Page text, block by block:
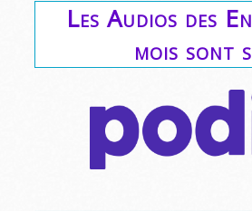
Les Audios des
mois sont